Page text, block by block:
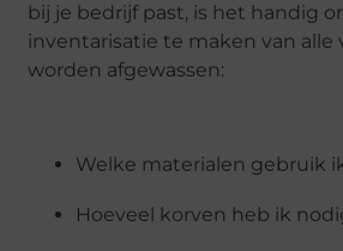
bij je bedrijf past, is het handig
inventarisatie te maken van alle
worden afgewassen:
Welke materialen gebruik
Hoeveel korven heb ik